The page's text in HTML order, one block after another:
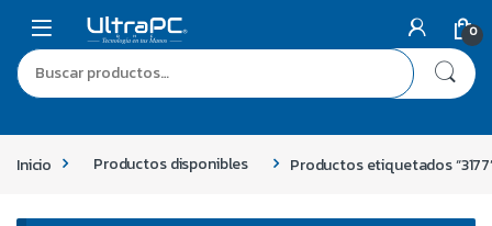
0
Inicio Productos disponibles Productos etiquetados